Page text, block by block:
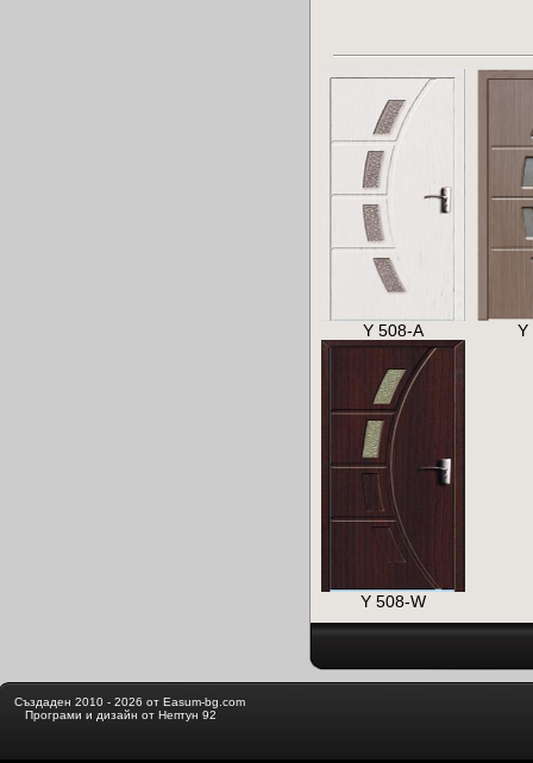
Y 508-A Y
Y 508-W
Създаден 2010 - 2026 от Easum-bg.com
Програми и дизайн от Нептун 92